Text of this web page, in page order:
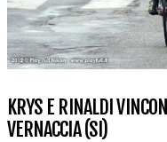
KRYS E RINALDI
VERNACCIA (SI)